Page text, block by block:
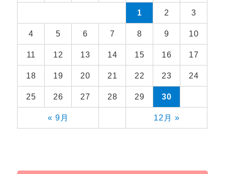
« 9月 12月 »
1 2 3
4 5 6 7 8 9 10
11 12 13 14 15 16 17
18 19 20 21 22 23 24
25 26 27 28 29 30